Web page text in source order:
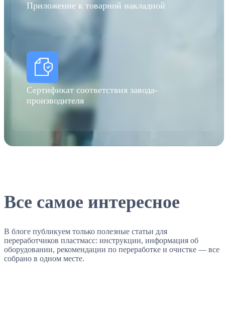
Приложение к товарной накладной
Cертификат соответствия завода-
производителя
Все самое интересное
В блоге публикуем только полезные статьи для
переработчиков пластмасс: инструкции, информация об
оборудовании, рекомендации по переработке и очистке — все
собрано в одном месте.